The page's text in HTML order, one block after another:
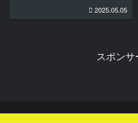
2025.05.05
スポンサ